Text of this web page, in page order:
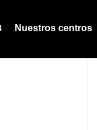
Nuestros centros